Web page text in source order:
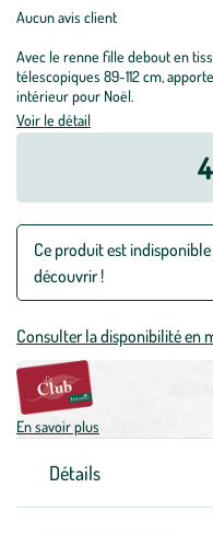
Aucun avis client
Avec le renne fille debout en
télescopiques 89-112 cm,
intérieur pour Noël.
Voir le détail
Ce produit est
découvrir !
Consulter la disponibilité en
En savoir plus
Détails